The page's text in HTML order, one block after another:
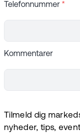
Telefonnummer *
Kommentarer
Tilmeld dig
nyheder, tips,